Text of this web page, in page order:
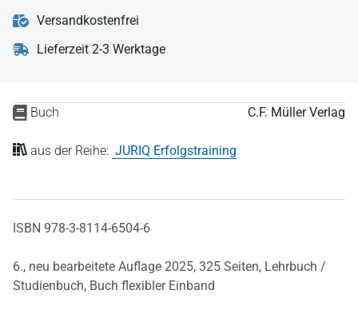
Buch C.F. Müller Verlag
aus der Reihe: JURIQ Erfolgstraining
ISBN 978-3-8114-6504-6
6., neu bearbeitete Auflage 2025, 325 Seiten, Lehrbuch /
Studienbuch, Buch flexibler Einband
Versandkostenfrei
Lieferzeit 2-3 Werktage